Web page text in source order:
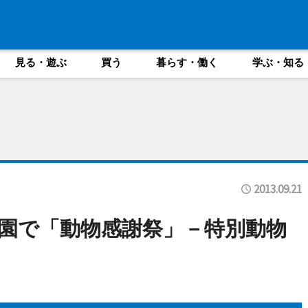
見る・遊ぶ 買う 暮らす・働く 学ぶ・知る
2013.09.21
で「動物感謝祭」－特別動物